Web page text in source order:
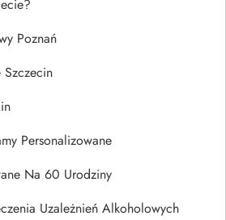
Poznań
Szczecin
Personalizowane
Na 60 Urodziny
Uzależnień Alkoholowych